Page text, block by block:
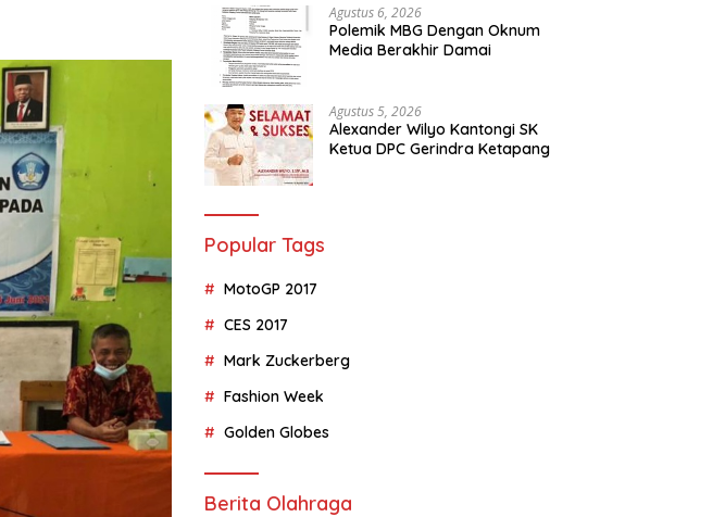
Agustus 6, 2026
Polemik MBG Dengan Oknum
Media Berakhir Damai
Agustus 5, 2026
Alexander Wilyo Kantongi SK
Ketua DPC Gerindra Ketapang
Popular Tags
MotoGP 2017
CES 2017
Mark Zuckerberg
Fashion Week
Golden Globes
Berita Olahraga